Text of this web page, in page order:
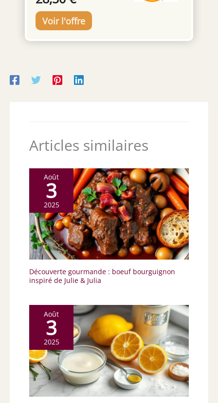
Articles similaires
Août
3
2025
Découverte gourmande : boeuf bourguignon
inspiré de Julie & Julia
Août
3
2025